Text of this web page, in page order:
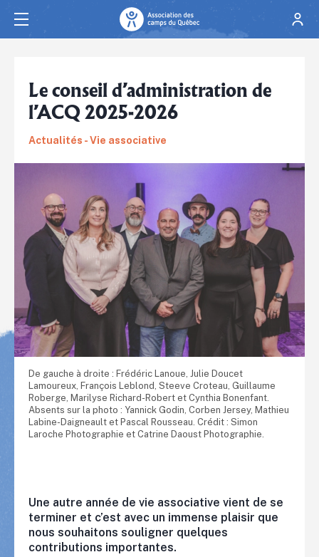
Le conseil d’administration de
l’ACQ 2025-2026
Actualités - Vie associative
De gauche à droite : Frédéric Lanoue, Julie Doucet
Lamoureux, François Leblond, Steeve Croteau, Guillaume
Roberge, Marilyse Richard-Robert et Cynthia Bonenfant.
Absents sur la photo : Yannick Godin, Corben Jersey, Mathieu
Labine-Daigneault et Pascal Rousseau. Crédit : Simon
Laroche Photographie et Catrine Daoust Photographie.
Une autre année de vie associative vient de se
terminer et c’est avec un immense plaisir que
nous souhaitons souligner quelques
contributions importantes.